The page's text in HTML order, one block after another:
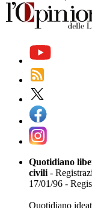
Quotidiano
civili -
17/01/96 -
Quotidiano